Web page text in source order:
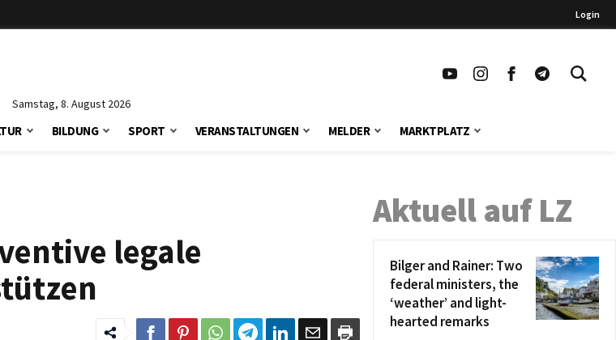
Login
Samstag, 8. August 2026
BILDUNG SPORT VERANSTALTUNGEN MELDER MARKTPLATZ
legale
Aktuell auf LZ
Bilger and Rainer: Two
federal ministers, the
‘weather’ and light-
hearted remarks